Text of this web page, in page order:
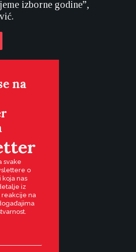
izborne godine”,
na
svake
o
nas
iz
na